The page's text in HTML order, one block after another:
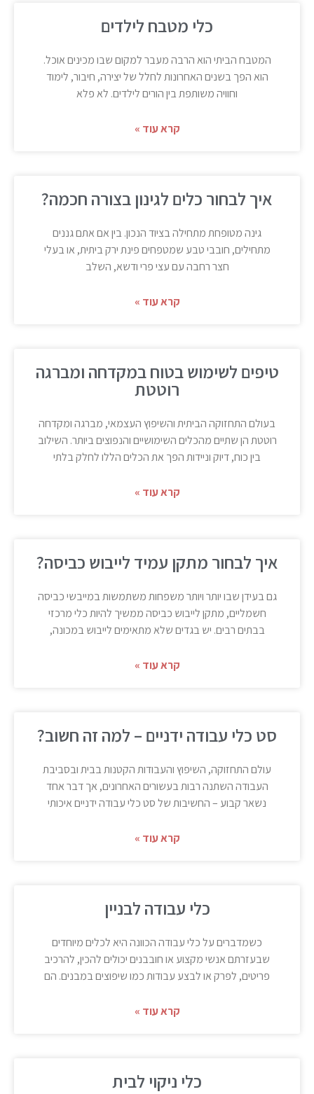
כלי מטבח לילדים
המטבח הביתי הוא הרבה מעבר למקום שבו מכינים אוכל.
הוא הפך בשנים האחרונות לחלל של יצירה, חיבור, לימוד
וחוויה משותפת בין הורים לילדים. לא פלא
קרא עוד »
איך לבחור כלים לגינון בצורה חכמה?
גינה מטופחת מתחילה בציוד הנכון. בין אם אתם גננים
מתחילים, חובבי טבע שמטפחים פינת ירק ביתית, או בעלי
חצר רחבה עם עצי פרי ודשא, השלב
קרא עוד »
טיפים לשימוש בטוח במקדחה ומברגה
רוטטת
בעולם התחזוקה הביתית והשיפוץ העצמאי, מברגה ומקדחה
רוטטת הן שתיים מהכלים השימושיים והנפוצים ביותר. השילוב
בין כוח, דיוק וניידות הפך את הכלים הללו לחלק בלתי
קרא עוד »
איך לבחור מתקן עמיד לייבוש כביסה?
גם בעידן שבו יותר ויותר משפחות משתמשות במייבשי כביסה
חשמליים, מתקן לייבוש כביסה ממשיך להיות כלי מרכזי
בבתים רבים. יש בגדים שלא מתאימים לייבוש במכונה,
קרא עוד »
סט כלי עבודה ידניים – למה זה חשוב?
עולם התחזוקה, השיפוץ והעבודות הקטנות בבית ובסביבת
העבודה השתנה רבות בעשורים האחרונים, אך דבר אחד
נשאר קבוע – החשיבות של סט כלי עבודה ידניים איכותי
קרא עוד »
כלי עבודה לבניין
כשמדברים על כלי עבודה הכוונה היא לכלים מיוחדים
שבעזרתם אנשי מקצוע או חובבנים יכולים להכין, להרכיב
פריטים, לפרק או לבצע עבודות כמו שיפוצים במבנים. הם
קרא עוד »
כלי ניקוי לבית